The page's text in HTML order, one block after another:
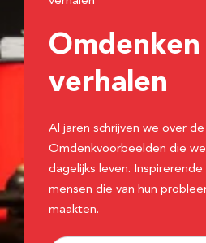
Omdenken
verhalen
Al jaren schrijven we over
Omdenkvoorbeelden die
dagelijks leven. Inspirerende
mensen die van hun
maakten.